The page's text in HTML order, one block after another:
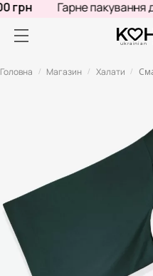
Гарне пакування
ukrainian
Головна / Магазин / Халати /